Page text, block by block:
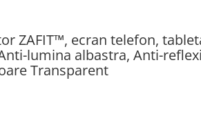
ZAFIT™, ecran telefon,
lumina albastra, Anti-
Transparent